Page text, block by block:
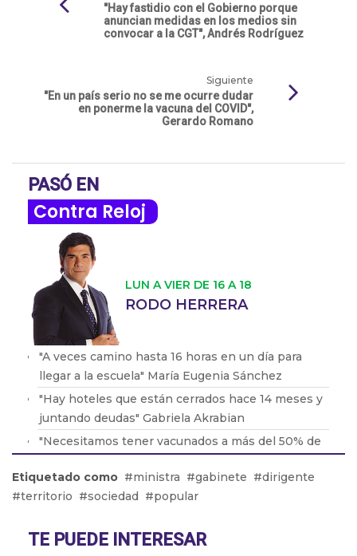
"Hay fastidio con el Gobierno porque
anuncian medidas en los medios sin
convocar a la CGT", Andrés Rodríguez
Siguiente
"En un país serio no se me ocurre dudar
en ponerme la vacuna del COVID",
Gerardo Romano
PASÓ EN
Contra Reloj
LUN A VIER DE 16 A 18
RODO HERRERA
"A veces camino hasta 16 horas en un día para
llegar a la escuela" María Eugenia Sánchez
"Hay hoteles que están cerrados hace 14 meses y
juntando deudas" Gabriela Akrabian
"Necesitamos tener vacunados a más del 50% de
"Le dijeron a Grabois que ellos se 'reservaban' el
derecho de admisión. Entiendo que por un
"El costo de volver a hacer una cuarentena en
Etiquetado como ministra gabinete
dirigente
territorio
sociedad popular
TE PUEDE INTERESAR